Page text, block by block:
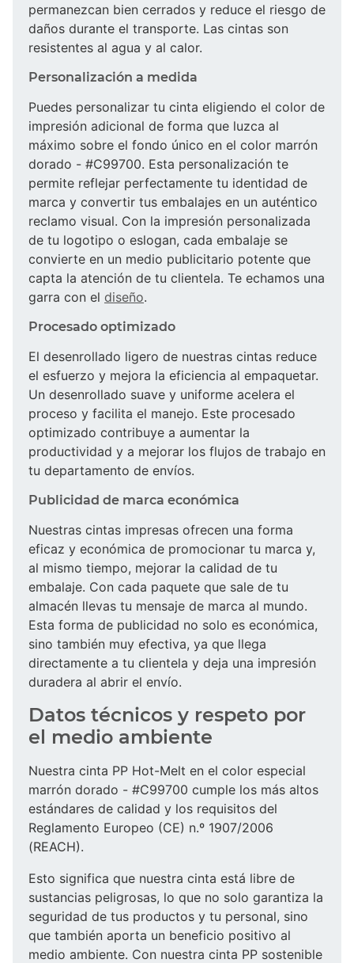
permanezcan bien cerrados y reduce el riesgo de
daños durante el transporte. Las cintas son
resistentes al agua y al calor.
Personalización a medida
Puedes personalizar tu cinta eligiendo el color de
impresión adicional de forma que luzca al
máximo sobre el fondo único en el color marrón
dorado - #C99700. Esta personalización te
permite reflejar perfectamente tu identidad de
marca y convertir tus embalajes en un auténtico
reclamo visual. Con la impresión personalizada
de tu logotipo o eslogan, cada embalaje se
convierte en un medio publicitario potente que
capta la atención de tu clientela. Te echamos una
garra con el diseño.
Procesado optimizado
El desenrollado ligero de nuestras cintas reduce
el esfuerzo y mejora la eficiencia al empaquetar.
Un desenrollado suave y uniforme acelera el
proceso y facilita el manejo. Este procesado
optimizado contribuye a aumentar la
productividad y a mejorar los flujos de trabajo en
tu departamento de envíos.
Publicidad de marca económica
Nuestras cintas impresas ofrecen una forma
eficaz y económica de promocionar tu marca y,
al mismo tiempo, mejorar la calidad de tu
embalaje. Con cada paquete que sale de tu
almacén llevas tu mensaje de marca al mundo.
Esta forma de publicidad no solo es económica,
sino también muy efectiva, ya que llega
directamente a tu clientela y deja una impresión
duradera al abrir el envío.
Datos técnicos y respeto por
el medio ambiente
Nuestra cinta PP Hot-Melt en el color especial
marrón dorado - #C99700 cumple los más altos
estándares de calidad y los requisitos del
Reglamento Europeo (CE) n.º 1907/2006
(REACH).
Esto significa que nuestra cinta está libre de
sustancias peligrosas, lo que no solo garantiza la
seguridad de tus productos y tu personal, sino
que también aporta un beneficio positivo al
medio ambiente. Con nuestra cinta PP sostenible